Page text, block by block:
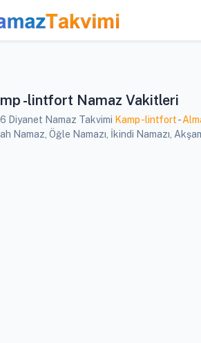
-lintfort Namaz Vakitleri
Diyanet Namaz Takvimi Kamp -lintfort-
Namaz, Öğle Namazı, İkindi Namazı,